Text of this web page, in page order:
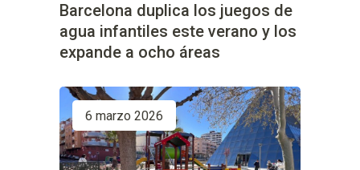
Barcelona duplica los juegos de
agua infantiles este verano y los
expande a ocho áreas
6 marzo 2026